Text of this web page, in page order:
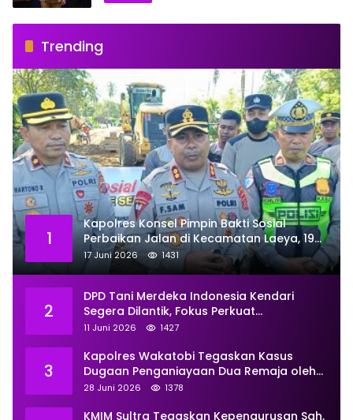
Trending
1
Kapolres Konsel Pimpin Bakti Sosial
Perbaikan Jalan di Kecamatan Laeya, 19
Titik Rusak Siap Ditambal
17 Juni 2026 1431
2
DPD Tani Merdeka Indonesia Kendari
Segera Dilantik, Fokus Perkuat
Pemberdayaan
11 Juni 2026 1427
3
Kapolres Wakatobi Tegaskan Kasus
Dugaan Penganiayaan Dua Remaja oleh
Dua Anggota Ditangani Secara
28 Juni 2026 1378
KMIM Sultra Tegaskan Kepengurusan Sah,